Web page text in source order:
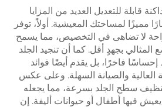
قابلة للتعديل العديد من المزايا
مميزًا لمساحتك المعيشية. أولاً، توفر
راحة لا تضاهى في التخصيص، مما يسمح
بجهدٍ أقل. كما أن تنجيد الجلد
فاخرًا، بل يقدم أيضًا فوائد
العالية والصيانة السهلة. وعلى عكس
تنظيف سطح الجلد بسرعة، مما يجعله
يعيش فيها أطفال أو حيوانات أليفة. إن